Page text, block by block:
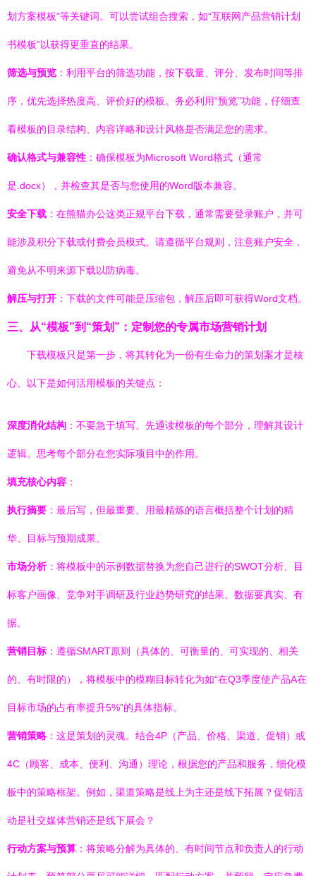
划方案模板”等关键词。可以尝试组合搜索，如“互联网产品营销计划
书模板”以获得更垂直的结果。
筛选与预览 ：利用平台的筛选功能，按下载量、评分、发布时间等排
序，优先选择热度高、评价好的模板。务必利用“预览”功能，仔细查
看模板的目录结构、内容详略和设计风格是否满足您的需求。
确认格式与兼容性 ：确保模板为Microsoft Word格式（通常
是.docx），并检查其是否与您使用的Word版本兼容。
安全下载 ：在熊猫办公这类正规平台下载，通常需要登录账户，并可
能涉及积分下载或付费会员模式。请遵循平台规则，注意账户安全，
避免从不明来源下载以防病毒。
解压与打开 ：下载的文件可能是压缩包，解压后即可获得Word文档。
三、从“模板”到“策划”：定制您的专属市场营销计划
下载模板只是第一步，将其转化为一份有生命力的策划案才是核
心。以下是如何活用模板的关键点：
深度消化结构 ：不要急于填写。先通读模板的每个部分，理解其设计
逻辑。思考每个部分在您实际项目中的作用。
填充核心内容 ：
执行摘要 ：最后写，但最重要。用最精炼的语言概括整个计划的精
华、目标与预期成果。
市场分析：将模板中的示例数据替换为您自己进行的SWOT分析、目
标客户画像、竞争对手调研及行业趋势研究的结果。数据要真实、有
据。
营销目标 ：遵循SMART原则（具体的、可衡量的、可实现的、相关
的、有时限的），将模板中的模糊目标转化为如“在Q3季度使产品A在
目标市场的占有率提升5%”的具体指标。
营销策略 ：这是策划的灵魂。结合4P（产品、价格、渠道、促销）或
4C（顾客、成本、便利、沟通）理论，根据您的产品和服务，细化模
板中的策略框架。例如，渠道策略是线上为主还是线下拓展？促销活
动是社交媒体营销还是线下展会？
行动方案与预算 ：将策略分解为具体的、有时间节点和负责人的行动